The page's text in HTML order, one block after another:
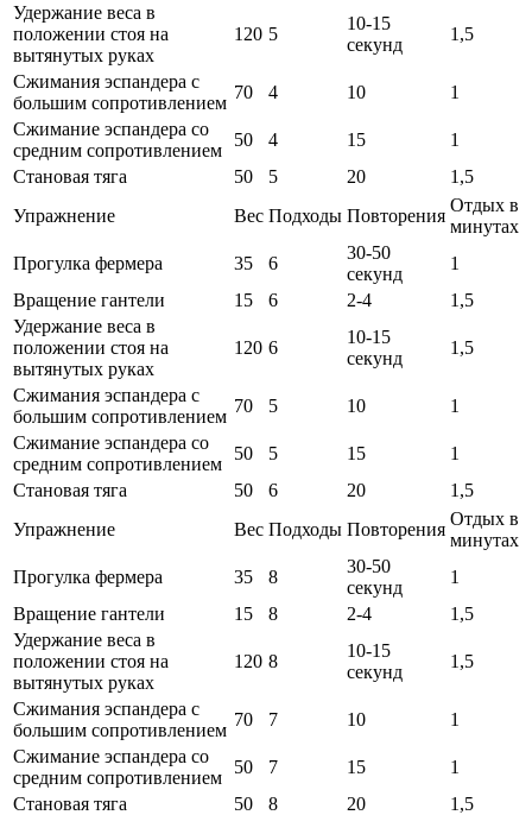
Удержание веса в
положении стоя на
вытянутых руках
120 5
10-15
секунд
1,5
Сжимания эспандера с
большим сопротивлением
70 4 10
1
Сжимание эспандера со
средним сопротивлением
50 4 15
1
Становая тяга
50 5 20
1,5
Упражнение
Вес Подходы Повторения
Отдых в
минутах
Прогулка фермера
35 6
30-50
секунд
1
Вращение гантели
15 6 2-4
1,5
Удержание веса в
положении стоя на
вытянутых руках
120 6
10-15
секунд
1,5
Сжимания эспандера с
большим сопротивлением
70 5 10
1
Сжимание эспандера со
средним сопротивлением
50 5 15
1
Становая тяга
50 6 20
1,5
Упражнение
Вес Подходы Повторения
Отдых в
минутах
Прогулка фермера
35 8
30-50
секунд
1
Вращение гантели
15 8 2-4
1,5
Удержание веса в
положении стоя на
вытянутых руках
120 8
10-15
секунд
1,5
Сжимания эспандера с
большим сопротивлением
70 7 10
1
Сжимание эспандера со
средним сопротивлением
50 7 15
1
Становая тяга
50 8 20
1,5